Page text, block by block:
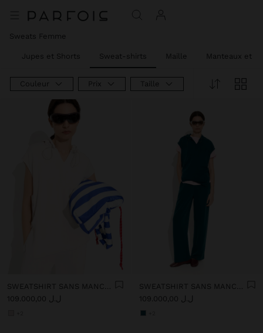
Sweats Femme
Jupes et Shorts Sweat-shirts Maille Manteaux et
Couleur Prix Taille
SWEATSHIRT SANS MANCHES AVEC CAPUCHE À TOUCHER DOUX
ل.ل 109.000,00
SWEATSHIRT SANS MANCHES AVEC CAPUCHE À TOUCHER DOUX
ل.ل 109.000,00